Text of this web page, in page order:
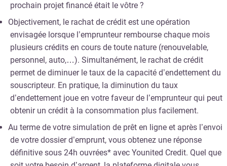
prochain projet financé était le vôtre ?
Objectivement, le rachat de crédit est une opération
envisagée lorsque l’emprunteur rembourse chaque mois
plusieurs crédits en cours de toute nature (renouvelable,
personnel, auto,…). Simultanément, le rachat de crédit
permet de diminuer le taux de la capacité d’endettement du
souscripteur. En pratique, la diminution du taux
d’endettement joue en votre faveur de l’emprunteur qui peut
obtenir un crédit à la consommation plus facilement.
Au terme de votre simulation de prêt en ligne et après l’envoi
de votre dossier d’emprunt, vous obtenez une réponse
définitive sous 24h ouvrées* avec Younited Credit. Quel que